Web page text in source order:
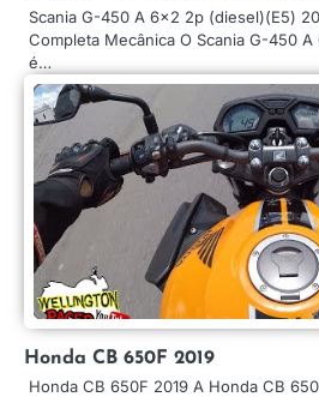
Scania G-450 A 6×2 2p (diesel)(E5)
Completa Mecânica O Scania G-450
é…
Honda CB 650F 2019
Honda CB 650F 2019 A Honda CB